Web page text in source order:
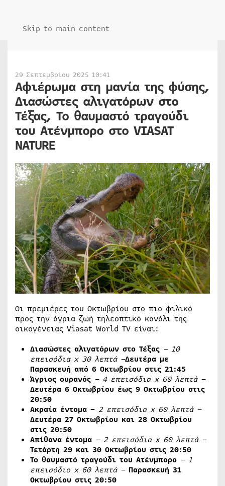
Skip to main content
29 Σεπτεμβρίου 2025 10:41
Αφιέρωμα στη μανία της φύσης,
Διασώστες αλιγατόρων στο
Τέξας, Το θαυμαστό τραγούδι
του Ατένμπορο στο VIASAT
NATURE
Οι πρεμιέρες του Οκτωβρίου στο πιο φιλικό
προς την άγρια ​​ζωή τηλεοπτικό κανάλι της
οικογένειας Viasat World TV είναι:
Διασώστες αλιγατόρων στο Τέξας – 10
επεισόδια x 30 λεπτά –Δευτέρα με
Παρασκευή από 6 Οκτωβρίου στις 21:45
Άγριος ουρανός – 4 επεισόδια x60 λεπτά –
Δευτέρα 6 Οκτωβρίου έως 9 Οκτωβρίου στις
20:50
Ακραία έντομα – 2 επεισόδια x60 λεπτά –
Δευτέρα 27 Οκτωβρίου και 28 Οκτωβρίου
στις 20:50
Απίθανα έντομα – 2 επεισόδια x60 λεπτά –
Τετάρτη 29 και 30 Οκτωβρίου στις 20:50
Το θαυμαστό τραγούδι του Ατένμπορο – 1
επεισόδιο x60 λεπτά – Παρασκευή 31
Οκτωβρίου στις 20:50